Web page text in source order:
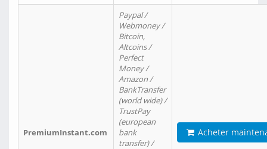
PremiumInstant.com
Paypal /
Webmoney /
Bitcoin,
Altcoins /
Perfect
Money /
Amazon /
BankTransfer
(world wide) /
TrustPay
(european
bank
transfer) /
Acheter